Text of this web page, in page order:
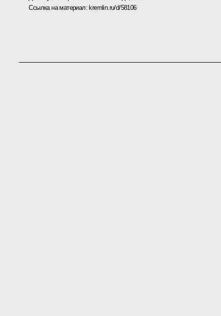
Ссылка на материал:kremlin.ru/d/58106